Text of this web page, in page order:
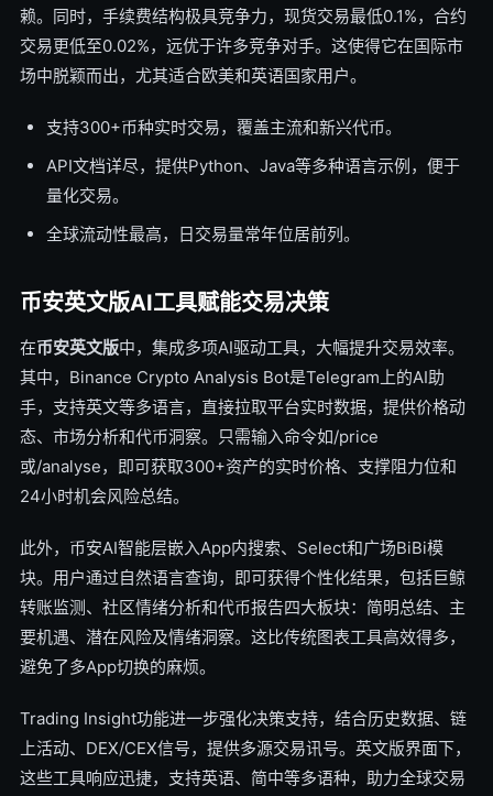
赖。同时，手续费结构极具竞争力，现货交易最低0.1%，合约
交易更低至0.02%，远优于许多竞争对手。这使得它在国际市
场中脱颖而出，尤其适合欧美和英语国家用户。
支持300+币种实时交易，覆盖主流和新兴代币。
API文档详尽，提供Python、Java等多种语言示例，便于
量化交易。
全球流动性最高，日交易量常年位居前列。
币安英文版AI工具赋能交易决策
在币安英文版中，集成多项AI驱动工具，大幅提升交易效率。
其中，Binance Crypto Analysis Bot是Telegram上的AI助
手，支持英文等多语言，直接拉取平台实时数据，提供价格动
态、市场分析和代币洞察。只需输入命令如/price
或/analyse，即可获取300+资产的实时价格、支撑阻力位和
24小时机会风险总结。
此外，币安AI智能层嵌入App内搜索、Select和广场BiBi模
块。用户通过自然语言查询，即可获得个性化结果，包括巨鲸
转账监测、社区情绪分析和代币报告四大板块：简明总结、主
要机遇、潜在风险及情绪洞察。这比传统图表工具高效得多，
避免了多App切换的麻烦。
Trading Insight功能进一步强化决策支持，结合历史数据、链
上活动、DEX/CEX信号，提供多源交易讯号。英文版界面下，
这些工具响应迅捷，支持英语、简中等多语种，助力全球交易